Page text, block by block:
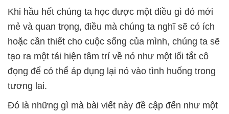
Khi hầu hết chúng ta học được một điều gì đó mới
mẻ và quan trọng, điều mà chúng ta nghĩ sẽ có ích
hoặc cần thiết cho cuộc sống của mình, chúng ta sẽ
tạo ra một tái hiện tâm trí về nó như một lối tắt cô
đọng để có thể áp dụng lại nó vào tình huống trong
tương lai.
Đó là những gì mà bài viết này đề cập đến như một